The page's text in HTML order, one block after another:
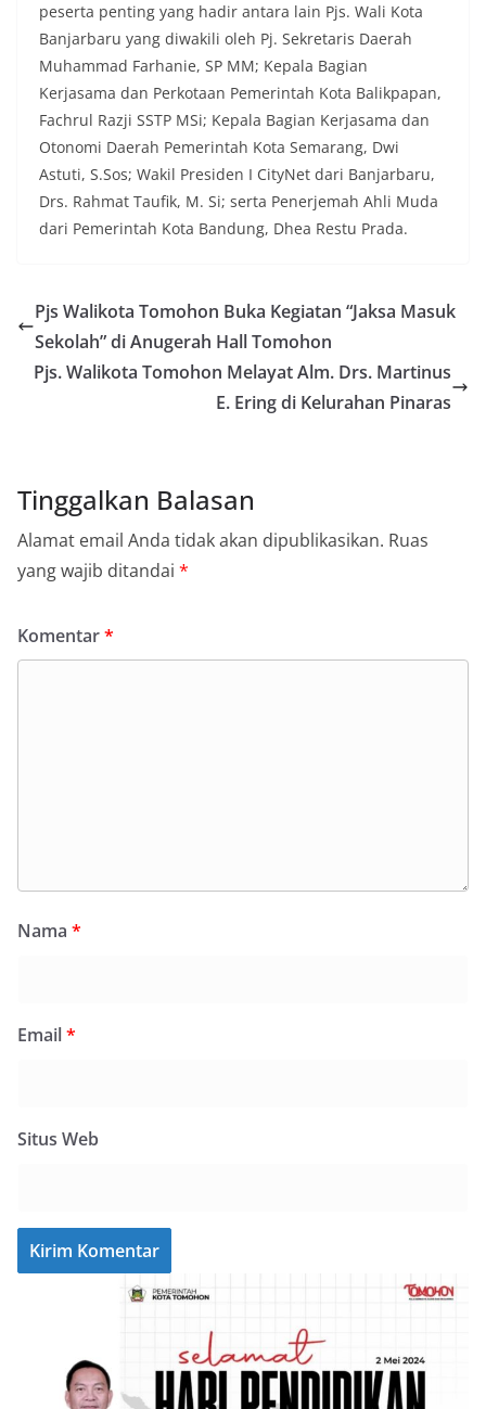
peserta penting yang hadir antara lain Pjs. Wali Kota
Banjarbaru yang diwakili oleh Pj. Sekretaris Daerah
Muhammad Farhanie, SP MM; Kepala Bagian
Kerjasama dan Perkotaan Pemerintah Kota Balikpapan,
Fachrul Razji SSTP MSi; Kepala Bagian Kerjasama dan
Otonomi Daerah Pemerintah Kota Semarang, Dwi
Astuti, S.Sos; Wakil Presiden I CityNet dari Banjarbaru,
Drs. Rahmat Taufik, M. Si; serta Penerjemah Ahli Muda
dari Pemerintah Kota Bandung, Dhea Restu Prada.
Pjs Walikota Tomohon Buka Kegiatan “Jaksa Masuk
Sekolah” di Anugerah Hall Tomohon
Pjs. Walikota Tomohon Melayat Alm. Drs. Martinus
E. Ering di Kelurahan Pinaras
Tinggalkan Balasan
Alamat email Anda tidak akan dipublikasikan. Ruas
yang wajib ditandai *
Komentar*
Nama *
Email*
Situs Web